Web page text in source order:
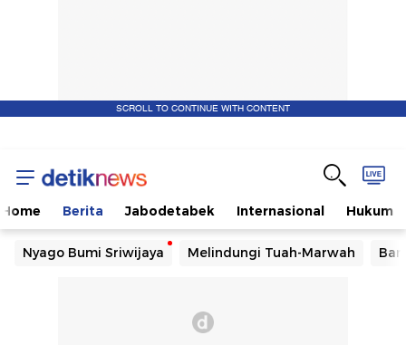
SCROLL TO CONTINUE WITH CONTENT
Home Berita Jabodetabek Internasional Hukum
Nyago Bumi Sriwijaya Melindungi Tuah-Marwah